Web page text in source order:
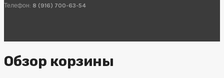
Телефон: 8 (916) 700-63-54
Обзор корзины